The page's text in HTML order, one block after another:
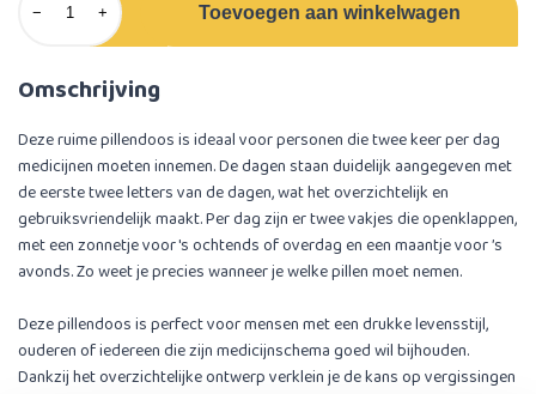
− + Toevoegen aan winkelwagen
Omschrijving
Deze ruime pillendoos is ideaal voor personen die twee keer per dag
medicijnen moeten innemen. De dagen staan duidelijk aangegeven met
de eerste twee letters van de dagen, wat het overzichtelijk en
gebruiksvriendelijk maakt. Per dag zijn er twee vakjes die openklappen,
met een zonnetje voor 's ochtends of overdag en een maantje voor ’s
avonds. Zo weet je precies wanneer je welke pillen moet nemen.
Deze pillendoos is perfect voor mensen met een drukke levensstijl,
ouderen of iedereen die zijn medicijnschema goed wil bijhouden.
Dankzij het overzichtelijke ontwerp verklein je de kans op vergissingen